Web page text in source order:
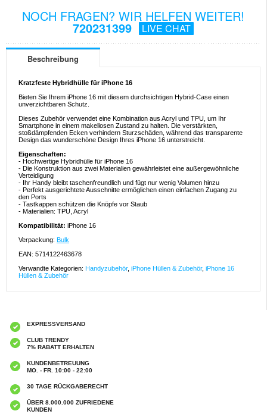
NOCH FRAGEN? WIR HELFEN WEITER!
720231399 LIVE CHAT
Beschreibung
Kratzfeste Hybridhülle für iPhone 16
Bieten Sie Ihrem iPhone 16 mit diesem durchsichtigen Hybrid-Case einen
unverzichtbaren Schutz.
Dieses Zubehör verwendet eine Kombination aus Acryl und TPU, um Ihr
Smartphone in einem makellosen Zustand zu halten. Die verstärkten,
stoßdämpfenden Ecken verhindern Sturzschäden, während das transparente
Design das wunderschöne Design Ihres iPhone 16 unterstreicht.
Eigenschaften:
- Hochwertige Hybridhülle für iPhone 16
- Die Konstruktion aus zwei Materialien gewährleistet eine außergewöhnliche
Verteidigung
- Ihr Handy bleibt taschenfreundlich und fügt nur wenig Volumen hinzu
- Perfekt ausgerichtete Ausschnitte ermöglichen einen einfachen Zugang zu
den Ports
- Tastkappen schützen die Knöpfe vor Staub
- Materialien: TPU, Acryl
Kompatibilität: iPhone 16
Verpackung: Bulk
EAN: 5714122463678
Verwandte Kategorien: Handyzubehör, iPhone Hüllen & Zubehör, iPhone 16
Hüllen & Zubehör
EXPRESSVERSAND
CLUB TRENDY
7% RABATT ERHALTEN
KUNDENBETREUUNG
MO. - FR. 10:00 - 22:00
30 TAGE RÜCKGABERECHT
ÜBER 8.000.000 ZUFRIEDENE
KUNDEN